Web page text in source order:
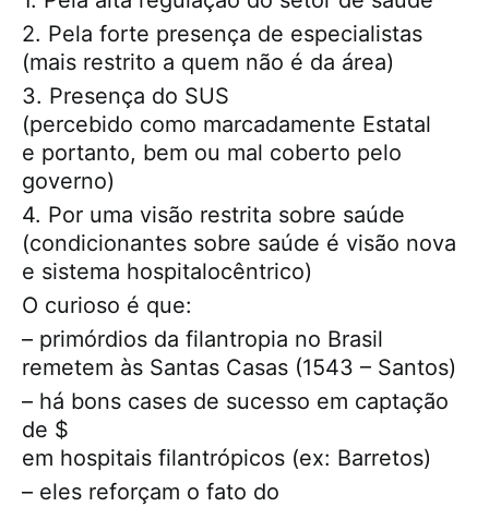
2. Pela forte presença de especialistas
(mais restrito a quem não é da área)
3. Presença do SUS
(percebido como marcadamente Estatal
e portanto, bem ou mal coberto pelo
governo)
4. Por uma visão restrita sobre saúde
(condicionantes sobre saúde é visão nova
e sistema hospitalocêntrico)
O curioso é que:
– primórdios da filantropia no Brasil
remetem às Santas Casas (1543 – Santos)
– há bons cases de sucesso em captação
de $
em hospitais filantrópicos (ex: Barretos)
– eles reforçam o fato do